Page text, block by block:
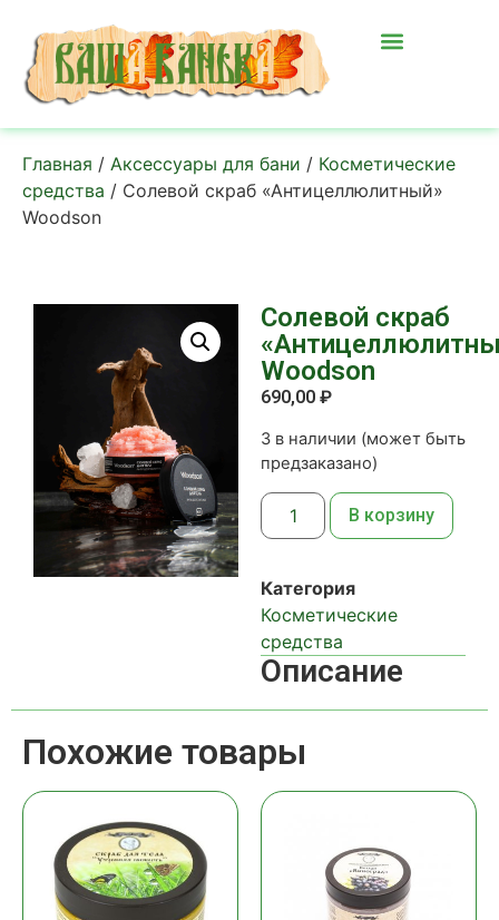
Главная / Аксессуары для бани / Косметические
средства / Солевой скраб «Антицеллюлитный»
Woodson
Солевой скраб
Woodson
690,00 ₽
3 в наличии (может быть
предзаказано)
В корзину
Категория
Косметические
средства
Описание
Похожие товары